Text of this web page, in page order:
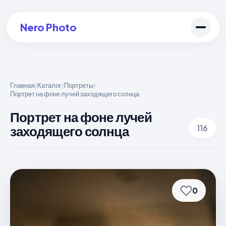
Nero Photo
Войти в аккаунт
Создать арт
Главная/Каталог/Портреты/
Портрет на фоне лучей заходящего солнца
Портрет на фоне лучей
заходящего солнца
116
0